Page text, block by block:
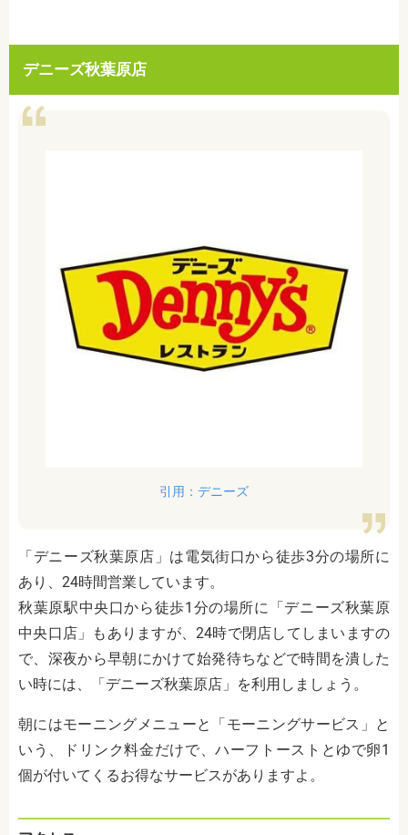
デニーズ秋葉原店
引用：デニーズ
「デニーズ秋葉原店」は電気街口から徒歩3分の場所に
あり、24時間営業しています。
秋葉原駅中央口から徒歩1分の場所に「デニーズ秋葉原
中央口店」もありますが、24時で閉店してしまいますの
で、深夜から早朝にかけて始発待ちなどで時間を潰した
い時には、「デニーズ秋葉原店」を利用しましょう。
朝にはモーニングメニューと「モーニングサービス」と
いう、ドリンク料金だけで、ハーフトーストとゆで卵1
個が付いてくるお得なサービスがありますよ。